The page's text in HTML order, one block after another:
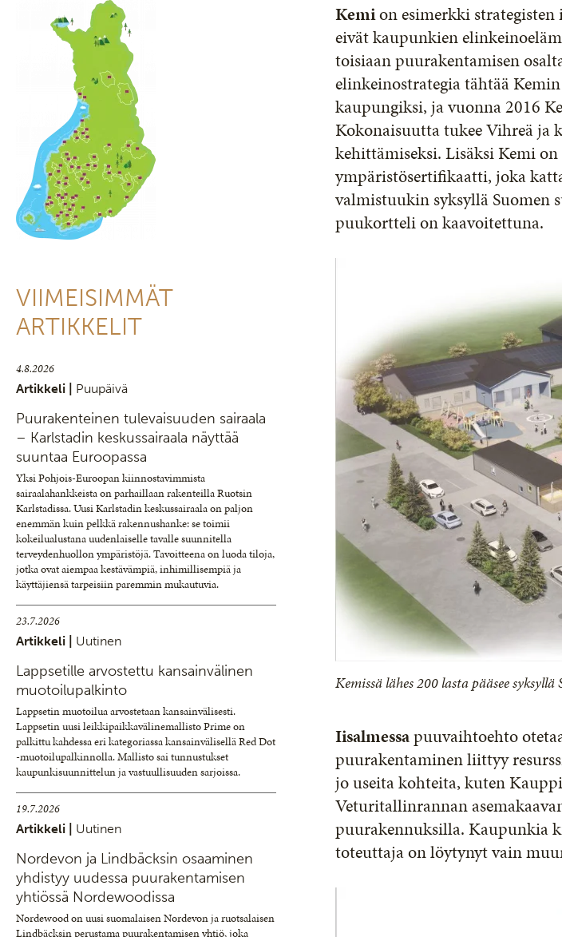
VIIMEISIMMÄT
ARTIKKELIT
4.8.2026
Artikkeli | Puupäivä
Puurakenteinen tulevaisuuden sairaala
– Karlstadin keskussairaala näyttää
suuntaa Euroopassa
Yksi Pohjois-Euroopan kiinnostavimmista
sairaalahankkeista on parhaillaan rakenteilla Ruotsin
Karlstadissa. Uusi Karlstadin keskussairaala on paljon
enemmän kuin pelkkä rakennushanke: se toimii
kokeilualustana uudenlaiselle tavalle suunnitella
terveydenhuollon ympäristöjä. Tavoitteena on luoda tiloja,
jotka ovat aiempaa kestävämpiä, inhimillisempiä ja
käyttäjiensä tarpeisiin paremmin mukautuvia.
23.7.2026
Artikkeli | Uutinen
Lappsetille arvostettu kansainvälinen
muotoilupalkinto
Lappsetin muotoilua arvostetaan kansainvälisesti.
Lappsetin uusi leikkipaikkavälinemallisto Prime on
palkittu kahdessa eri kategoriassa kansainvälisellä Red Dot
-muotoilupalkinnolla. Mallisto sai tunnustukset
kaupunkisuunnittelun ja vastuullisuuden sarjoissa.
19.7.2026
Artikkeli | Uutinen
Nordevon ja Lindbäcksin osaaminen
yhdistyy uudessa puurakentamisen
yhtiössä Nordewoodissa
Nordewood on uusi suomalaisen Nordevon ja ruotsalaisen
Lindbäcksin perustama puurakentamisen yhtiö, joka
Kemion esimerkki
eivät kaupunkien
toisiaan puurakentamisen
elinkeinostrategia tähtää
kaupungiksi, ja vuonna 2016
Kokonaisuutta tukee Vihreä ja
kehittämiseksi. Lisäksi Kemi
ympäristösertifikaatti, joka
valmistuukin syksyllä Suomen
puukortteli on kaavoitettuna.
Kemissä lähes 200 lasta pääsee
Iisalmessapuuvaihtoehto
puurakentaminen liittyy
jo useita kohteita, kuten
Veturitallinrannan
puurakennuksilla. Kaupunkia
toteuttaja on löytynyt vain